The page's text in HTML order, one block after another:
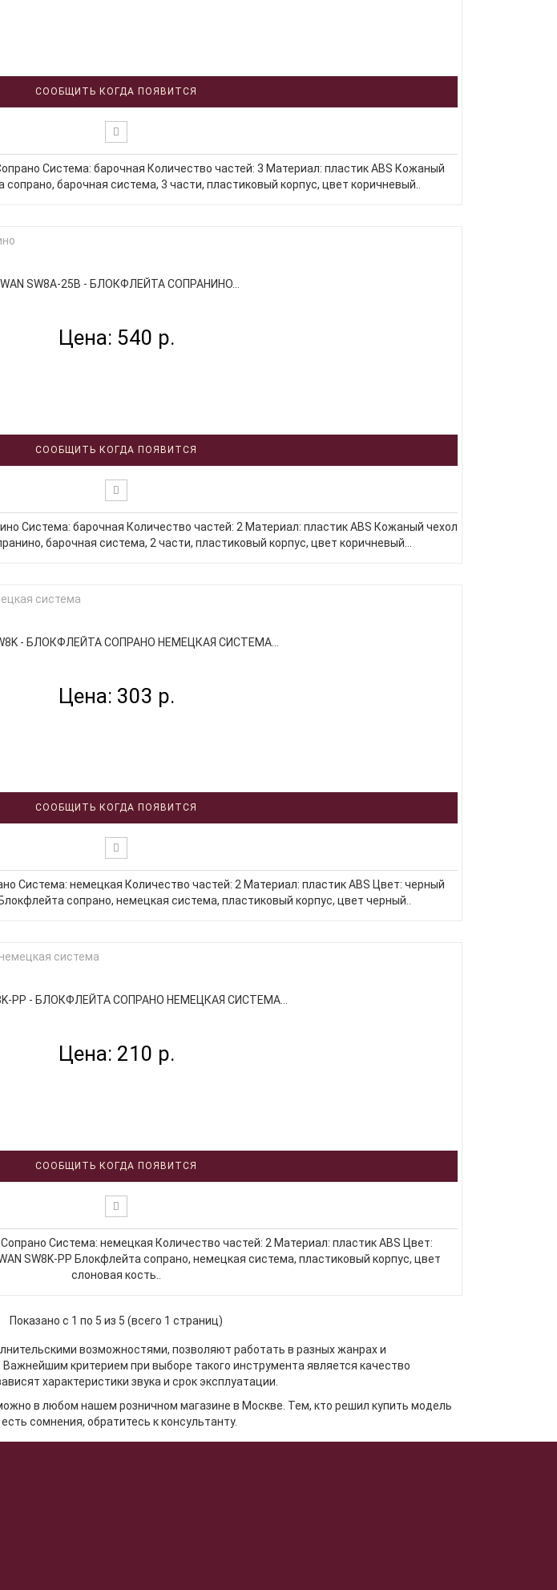
СООБЩИТЬ КОГДА ПОЯВИТСЯ
Система: барочная Количество частей: 3 Материал: пластик ABS Кожаный
барочная система, 3 части, пластиковый корпус, цвет коричневый..
SW8A-25B - БЛОКФЛЕЙТА СОПРАНИНО...
Цена: 540 р.
СООБЩИТЬ КОГДА ПОЯВИТСЯ
Система: барочная Количество частей: 2 Материал: пластик ABS Кожаный чехол
барочная система, 2 части, пластиковый корпус, цвет коричневый...
- БЛОКФЛЕЙТА СОПРАНО НЕМЕЦКАЯ СИСТЕМА...
Цена: 303 р.
СООБЩИТЬ КОГДА ПОЯВИТСЯ
Система: немецкая Количество частей: 2 Материал: пластик ABS Цвет: черный
сопрано, немецкая система, пластиковый корпус, цвет черный..
PP - БЛОКФЛЕЙТА СОПРАНО НЕМЕЦКАЯ СИСТЕМА...
Цена: 210 р.
СООБЩИТЬ КОГДА ПОЯВИТСЯ
Система: немецкая Количество частей: 2 Материал: пластик ABS Цвет:
SW8K-PP Блокфлейта сопрано, немецкая система, пластиковый корпус, цвет
слоновая кость..
Показано с 1 по 5 из 5 (всего 1 страниц)
возможностями, позволяют работать в разных жанрах и
критерием при выборе такого инструмента является качество
характеристики звука и срок эксплуатации.
в любом нашем розничном магазине в Москве. Тем, кто решил купить модель
сомнения, обратитесь к консультанту.